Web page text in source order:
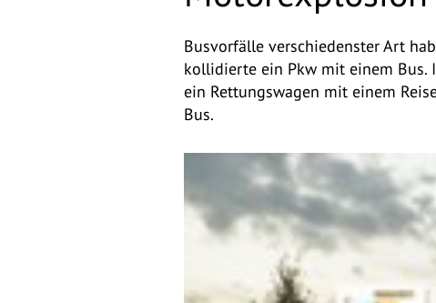
Busvorfälle verschiedenster Art
kollidierte ein Pkw mit einem
ein Rettungswagen mit einem
Bus.